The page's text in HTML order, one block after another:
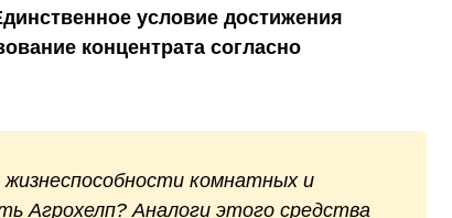
условие достижения
концентрата согласно
комнатных и
Агрохелп? Аналоги этого средства